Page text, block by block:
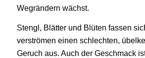
Wegrändern wächst.
Stengl, Blätter und Blüten fassen
verströmen einen schlechten,
Geruch aus. Auch der Geschmack